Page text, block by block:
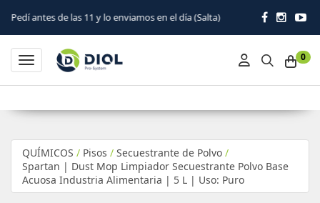
11 y lo enviamos en el día (Salta)
0
Toggle navigation
QUÍMICOS / Pisos / Secuestrante de Polvo /
Spartan | Dust Mop Limpiador Secuestrante Polvo Base
Acuosa Industria Alimentaria | 5 L | Uso: Puro